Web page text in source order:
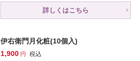
詳しくはこちら
伊右衛門月化粧(10個入)
1,900
税込